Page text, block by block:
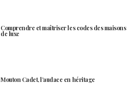
Comprendre et maîtriser les codes des maisons
de luxe
Mouton Cadet, l’audace en héritage